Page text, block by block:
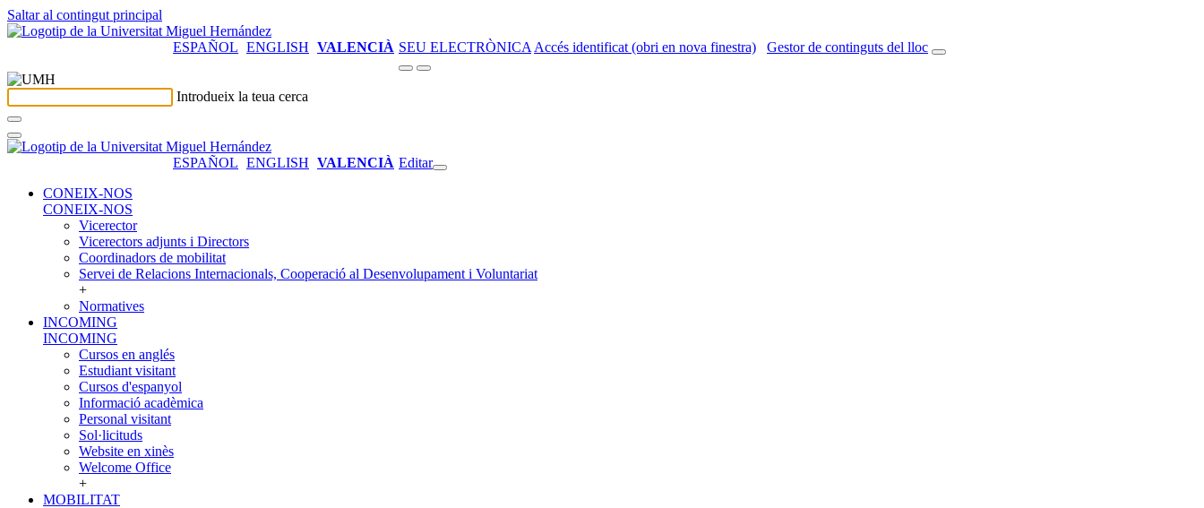
Saltar al contingut principal
ESPAÑOL ENGLISH VALENCIÀ SEU ELECTRÒNICA Accés identificat (obri en nova finestra) Gestor de continguts del lloc
Introdueix la teua cerca
ESPAÑOL ENGLISH VALENCIÀ Editar
CONEIX-NOS
CONEIX-NOS
Vicerector
Vicerectors adjunts i Directors
Coordinadors de mobilitat
Servei de Relacions Internacionals, Cooperació al Desenvolupament i Voluntariat
+
Normatives
INCOMING
INCOMING
Cursos en anglés
Estudiant visitant
Cursos d'espanyol
Informació acadèmica
Personal visitant
Sol·licituds
Website en xinès
Welcome Office
+
MOBILITAT